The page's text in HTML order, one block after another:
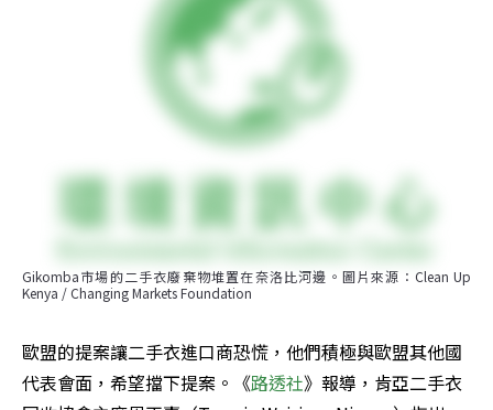
Gikomba市場的二手衣廢棄物堆置在奈洛比河邊。圖片來源：Clean Up
Kenya / Changing Markets Foundation
歐盟的提案讓二手衣進口商恐慌，他們積極與歐盟其他國
代表會面，希望擋下提案。《路透社》報導，肯亞二手衣